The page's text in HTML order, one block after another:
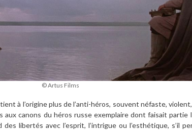
© Artus Films
à l’origine plus de l’anti-héros, souvent néfaste,
aux canons du héros russe exemplaire dont faisait partie
des libertés avec l’esprit, l’intrigue ou l’esthétique, s’il